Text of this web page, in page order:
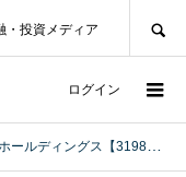
投資メディア
ログイン
ス【3198】の株主優待は磯丸水産がおすすめ！その他の店舗やいつ到着するかを解説